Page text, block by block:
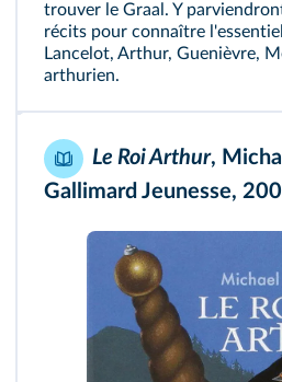
trouver le Graal. Y
récits pour connaître
Lancelot, Arthur, Guenièvre,
arthurien.
Le Roi Arthur,
Gallimard Jeunesse,